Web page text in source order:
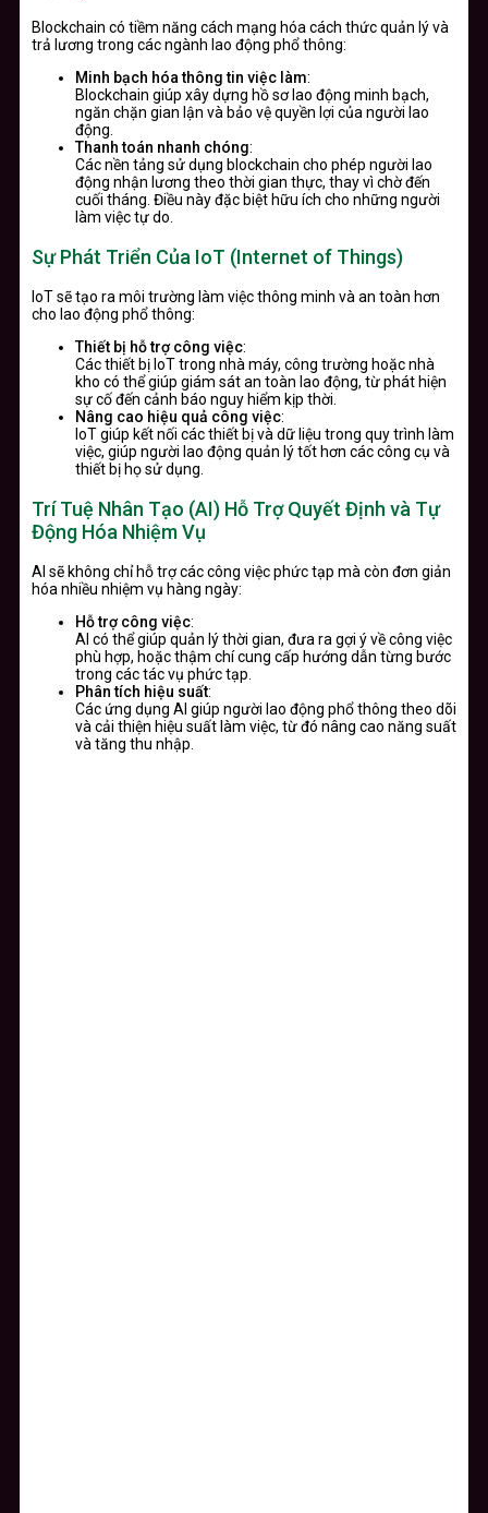
Blockchain có tiềm năng cách mạng hóa cách thức quản lý và
trả lương trong các ngành lao động phổ thông:
Minh bạch hóa thông tin việc làm:
Blockchain giúp xây dựng hồ sơ lao động minh bạch,
ngăn chặn gian lận và bảo vệ quyền lợi của người lao
động.
Thanh toán nhanh chóng:
Các nền tảng sử dụng blockchain cho phép người lao
động nhận lương theo thời gian thực, thay vì chờ đến
cuối tháng. Điều này đặc biệt hữu ích cho những người
làm việc tự do.
Sự Phát Triển Của IoT (Internet of Things)
IoT sẽ tạo ra môi trường làm việc thông minh và an toàn hơn
cho lao động phổ thông:
Thiết bị hỗ trợ công việc:
Các thiết bị IoT trong nhà máy, công trường hoặc nhà
kho có thể giúp giám sát an toàn lao động, từ phát hiện
sự cố đến cảnh báo nguy hiểm kịp thời.
Nâng cao hiệu quả công việc:
IoT giúp kết nối các thiết bị và dữ liệu trong quy trình làm
việc, giúp người lao động quản lý tốt hơn các công cụ và
thiết bị họ sử dụng.
Trí Tuệ Nhân Tạo (AI) Hỗ Trợ Quyết Định và Tự
Động Hóa Nhiệm Vụ
AI sẽ không chỉ hỗ trợ các công việc phức tạp mà còn đơn giản
hóa nhiều nhiệm vụ hàng ngày:
Hỗ trợ công việc:
AI có thể giúp quản lý thời gian, đưa ra gợi ý về công việc
phù hợp, hoặc thậm chí cung cấp hướng dẫn từng bước
trong các tác vụ phức tạp.
Phân tích hiệu suất:
Các ứng dụng AI giúp người lao động phổ thông theo dõi
và cải thiện hiệu suất làm việc, từ đó nâng cao năng suất
và tăng thu nhập.